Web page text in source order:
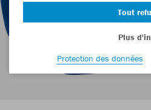
Tout
Plus
Protection des données